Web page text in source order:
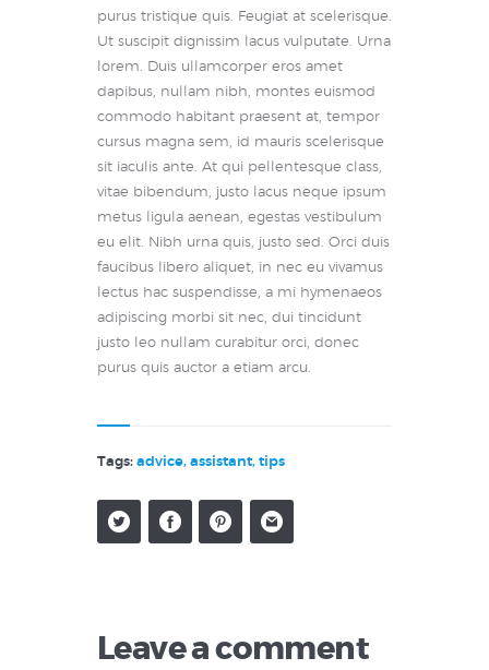
purus tristique quis. Feugiat at scelerisque.
Ut suscipit dignissim lacus vulputate. Urna
lorem. Duis ullamcorper eros amet
dapibus, nullam nibh, montes euismod
commodo habitant praesent at, tempor
cursus magna sem, id mauris scelerisque
sit iaculis ante. At qui pellentesque class,
vitae bibendum, justo lacus neque ipsum
metus ligula aenean, egestas vestibulum
eu elit. Nibh urna quis, justo sed. Orci duis
faucibus libero aliquet, in nec eu vivamus
lectus hac suspendisse, a mi hymenaeos
adipiscing morbi sit nec, dui tincidunt
justo leo nullam curabitur orci, donec
purus quis auctor a etiam arcu.
Tags: advice, assistant, tips
Leave a comment